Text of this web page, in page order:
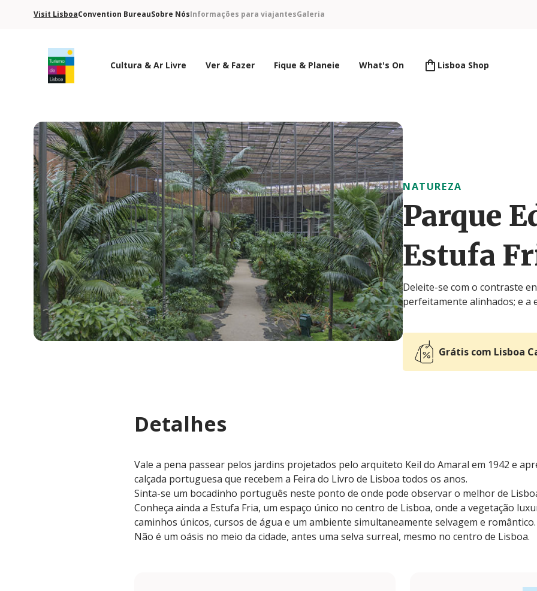
Visit LisboaConvention BureauSobre NósInformações para viajantesGaleria
Cultura & Ar Livre Ver & Fazer Fique & Planeie What's On Lisboa Shop
NATUREZA
Parque
Estufa
Deleite-se com o contraste
perfeitamente alinhados; e a
Grátis com Lisboa
Detalhes
Vale a pena passear pelos jardins projetados pelo arquiteto Keil do Amaral em 1942 e
calçada portuguesa que recebem a Feira do Livro de Lisboa todos os anos.
Sinta-se um bocadinho português neste ponto de onde pode observar o melhor de
Conheça ainda a Estufa Fria, um espaço único no centro de Lisboa, onde a vegetação
caminhos únicos, cursos de água e um ambiente simultaneamente selvagem e romântico.
Não é um oásis no meio da cidade, antes uma selva surreal, mesmo no centro de Lisboa.